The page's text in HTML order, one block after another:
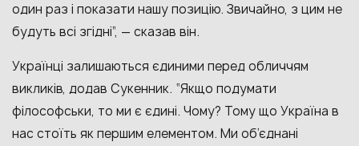
один раз і показати нашу позицію. Звичайно, з цим не
будуть всі згідні”, — сказав він.
Українці залишаються єдиними перед обличчям
викликів, додав Сукенник. “Якщо подумати
філософськи, то ми є єдині. Чому? Тому що Україна в
нас стоїть як першим елементом. Ми об’єднані